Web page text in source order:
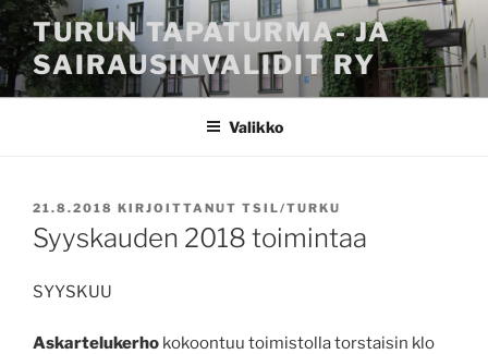
Siirry
sisältöönTURUN TAPATURMA- JA
SAIRAUSINVALIDIT RY
Valikko
JULKAISTU
21.8.2018 KIRJOITTANUT TSIL/TURKU
Syyskauden 2018 toimintaa
SYYSKUU
Askartelukerho kokoontuu toimistolla torstaisin klo